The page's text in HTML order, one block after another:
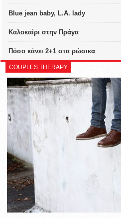
Blue jean baby, L.A. lady
Καλοκαίρι στην Πράγα
Πόσο κάνει 2+1 στα ρώσικα
COUPLES THERAPY